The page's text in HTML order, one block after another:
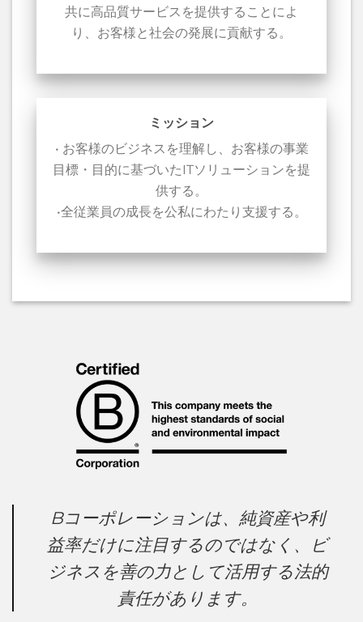
共に高品質サービスを提供することによ
り、お客様と社会の発展に貢献する。
ミッション
• お客様のビジネスを理解し、お客様の事業
目標・目的に基づいたITソリューションを提
供する。
•全従業員の成長を公私にわたり支援する。
Bコーポレーションは、純資産や利
益率だけに注目するのではなく、ビ
ジネスを善の力として活用する法的
責任があります。